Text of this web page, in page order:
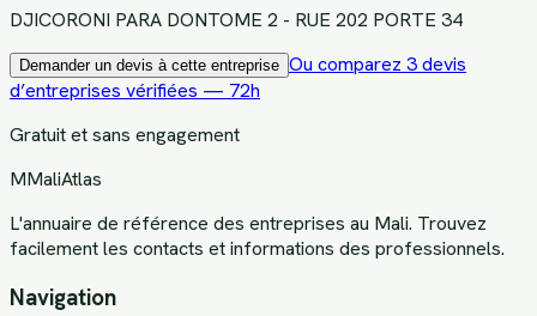
DJICORONI PARA DONTOME 2 - RUE 202 PORTE 34
Demander un devis à cette entreprise Ou comparez 3 devis
d’entreprises vérifiées — 72h
Gratuit et sans engagement
MMaliAtlas
L'annuaire de référence des entreprises au Mali. Trouvez
facilement les contacts et informations des professionnels.
Navigation